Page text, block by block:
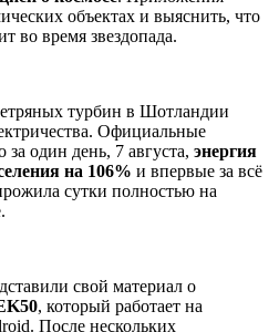
объектах и выяснить, что
во время звездопада.
турбин в Шотландии
Официальные
за один день, 7 августа, энергия
на 106% и впервые за всё
сутки полностью на
свой материал о
, который работает на
После нескольких